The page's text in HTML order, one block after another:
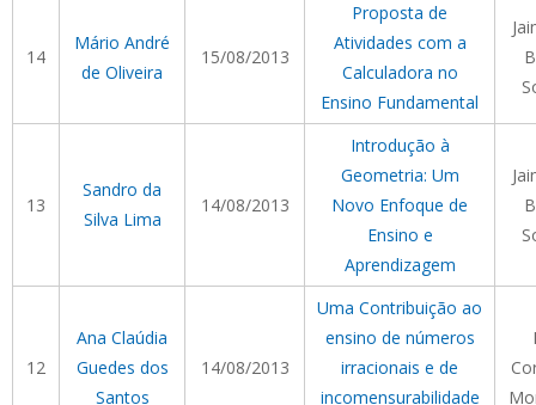
14
Mário André
de Oliveira
15/08/2013
Proposta de
Atividades com a
Calculadora no
Ensino Fundamental
13
Sandro da
Silva Lima
14/08/2013
Introdução à
Geometria: Um
Novo Enfoque de
Ensino e
Aprendizagem
12
Ana Claúdia
Guedes dos
Santos
14/08/2013
Uma Contribuição ao
ensino de números
irracionais e de
incomensurabilidade